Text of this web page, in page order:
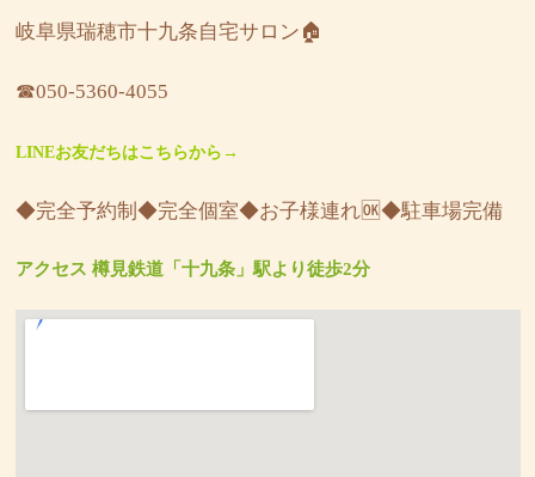
岐阜県瑞穂市十九条自宅サロン🏠
☎︎050-5360-4055
LINEお友だちはこちらから→
◆完全予約制◆完全個室◆お子様連れ🆗◆駐車場完備
アクセス 樽見鉄道「十九条」駅より徒歩2分